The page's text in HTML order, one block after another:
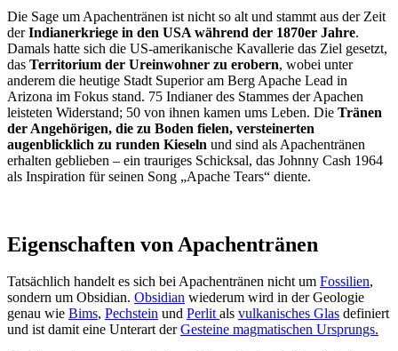
Die Sage um Apachentränen ist nicht so alt und stammt aus der Zeit
derIndianerkriege in den USA während der 1870er Jahre.
Damals hatte sich die US-amerikanische Kavallerie das Ziel gesetzt,
das Territorium der Ureinwohner zu erobern, wobei unter
anderem die heutige Stadt Superior am Berg Apache Lead in
Arizona im Fokus stand. 75 Indianer des Stammes der Apachen
leisteten Widerstand; 50 von ihnen kamen ums Leben. Die Tränen
der Angehörigen, die zu Boden fielen, versteinerten
augenblicklich zu runden Kieseln und sind als Apachentränen
erhalten geblieben – ein trauriges Schicksal, das Johnny Cash 1964
als Inspiration für seinen Song „Apache Tears“ diente.
Eigenschaften von Apachentränen
Tatsächlich handelt es sich bei Apachentränen nicht um Fossilien,
sondern um Obsidian. Obsidian wiederum wird in der Geologie
genau wie Bims, Pechstein und Perlitals vulkanisches Glas definiert
und ist damit eine Unterart derGesteine magmatischen Ursprungs.